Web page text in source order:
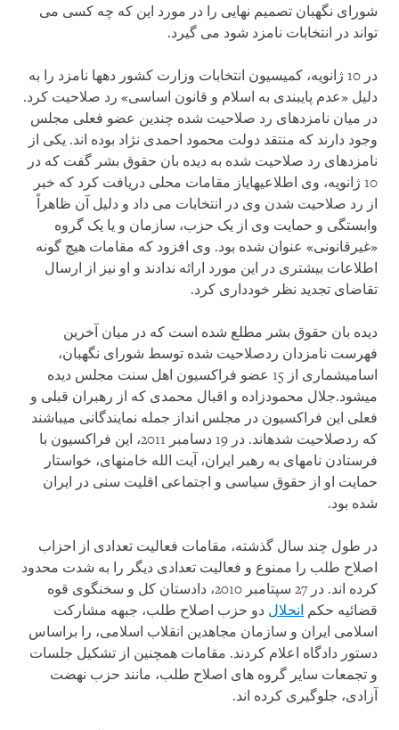
شورای نگهبان تصمیم نهایی را در مورد این که چه کسی می
تواند در انتخابات نامزد شود می گیرد.
در 10 ژانویه، کمیسیون انتخابات وزارت کشور ده‏ها نامزد را به
دلیل «عدم پایبندی به اسلام و قانون اساسی» رد صلاحیت کرد.
در میان نامزدهای رد صلاحیت شده چندین عضو فعلی مجلس
وجود دارند که منتقد دولت محمود احمدی نژاد بوده اند. یکی از
نامزدهای رد صلاحیت شده به دیده بان حقوق بشر گفت که در
10 ژانویه، وی اطلاعیه‏ایاز مقامات محلی دریافت کرد که خبر
از رد صلاحیت شدن وی در انتخابات می داد و دلیل آن ظاهراً
وابستگی و حمایت وی از یک حزب، سازمان و یا یک گروه
«غیرقانونی» عنوان شده بود. وی افزود که مقامات هیچ گونه
اطلاعات بیشتری در این مورد ارائه ندادند و او نیز از ارسال
تقاضای تجدید نظر خودداری کرد.
دیده بان حقوق بشر مطلع شده است که در میان آخرین
فهرست نامزدان ردصلاحیت شده توسط شورای نگهبان،
اسامیشماری از 15 عضو فراکسیون اهل سنت مجلس دیده
می‏شود.جلال محمودزاده و اقبال محمدی که از رهبران قبلی و
فعلی این فراکسیون در مجلس انداز جمله نمایندگانی می‏باشند
که ردصلاحیت شده‏اند. در 19 دسامبر 2011، این فراکسیون با
فرستادن نامه‏ای به رهبر ایران، آیت الله خامنه‏ای، خواستار
حمایت او از حقوق سیاسی و اجتماعی اقلیت سنی در ایران
شده بود.
در طول چند سال گذشته، مقامات فعالیت تعدادی از احزاب
اصلاح طلب را ممنوع و فعالیت تعدادی دیگر را به شدت محدود
کرده اند. در 27 سپتامبر 2010، دادستان کل و سخنگوی قوه
قضائیه حکم انحلال دو حزب اصلاح طلب، جبهه مشارکت
اسلامی ایران و سازمان مجاهدین انقلاب اسلامی، را براساس
دستور دادگاه اعلام کردند. مقامات همچنین از تشکیل جلسات
و تجمعات سایر گروه های اصلاح طلب، مانند حزب نهضت
آزادی، جلوگیری کرده اند.